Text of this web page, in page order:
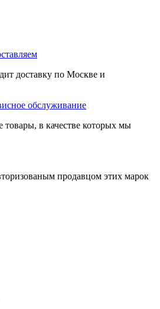
доставку по Москве и
обслуживание
товары, в качестве которых мы
продавцом этих марок